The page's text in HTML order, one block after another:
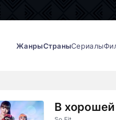
ЖанрыСтраныСериалы
В